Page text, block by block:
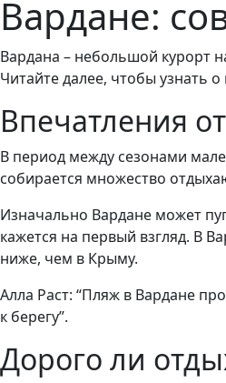
Вардане:
Вардана – небольшой курорт
Читайте далее, чтобы узнать
Впечатления
В период между сезонами
собирается множество
Изначально Вардане может
кажется на первый взгляд. В
ниже, чем в Крыму.
Алла Раст: “Пляж в Вардане
к берегу”.
Дорого ли